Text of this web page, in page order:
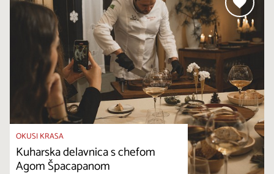
OKUSI KRASA
Kuharska delavnica s chefom
Agom Špacapanom